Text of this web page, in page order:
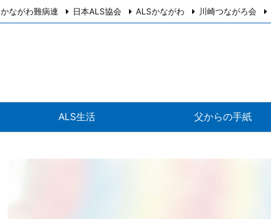
ALS生活 父からの手紙
かながわ難病連 日本ALS協会 ALSかながわ 川崎つながろ会